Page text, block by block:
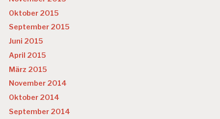
Oktober 2015
September 2015
Juni 2015
April 2015
März 2015
November 2014
Oktober 2014
September 2014